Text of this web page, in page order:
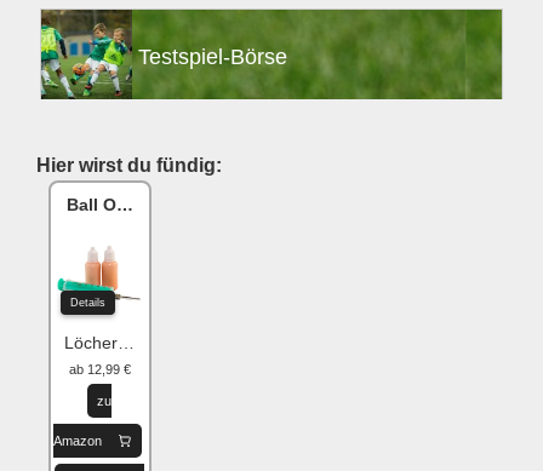
Testspiel-Börse
Hier wirst du fündig:
Ball One Reparaturset
Details
Löcher flicken
ab 12,99 €
zu
Amazon